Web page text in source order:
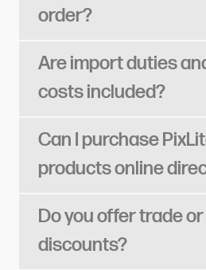
order?​​​​‌ ‍ ​‍​‍‌‍ ‌ ​‍‌‍‍‌‌‍‌ ‌‍‍‌‌‍ ‍​‍​‍​ ‍‍​‍​‍‌ ​ ‌‍​‌‌‍ ‍‌‍‍‌‌ ‌​‌ ‍‌​‍ ‍‌‍‍‌‌‍ ​‍​‍​‍ ​​‍​‍‌‍‍​‌ ​‍‌‍‌‌‌‍‌‍​‍​‍​ ‍‍​‍​‍​‍ ‌ ​ ‌ ‌​‌ ‌‌‌‍‌​‌‍‍‌‌‍ ​‍ ‌‍‍‌‌‍ ‍‌ ‌​‌‍‌‌‌‍ ‍‌ ‌​​‍ ‌‍‌‌‌‍‌​‌‍‍‌‌ ‌​​‍ ‌‍ ‌‌‍ ‌‍‌​‌‍‌‌​ ‌‌ ​​‌ ​‍‌‍‌‌‌ ​ ‌‍‌‌‌‍ ‍‌ ‌​‌‍​‌‌ ‌​‌‍‍‌‌‍ ‌‍ ‍​ ‍ ‌‍‍‌‌‍‌​​ ‌​ ‌​‌‍​ ​ ​‌‌‍​ ‌‍​ ​ ‌‍​ ‌​‌‍​‍​‍ ‌​ ​​​ ‌‍​ ​‍​ ‌‍​‍ ‌​ ‌​​ ​‌‌‍‌‌​ ‍‌​‍ ‌​ ‍​​ ​ ​ ​​​ ​​​‍ ‌‌‍‌‍‌‍‌‍‌‍​‌​ ‌ ​ ‍​​ ‌‍​ ‌‌‌‍​ ​ ​‍‌‍‌‌​ ‌ ‌‍​ ​ ‍ ‌ ‌​‌ ‍‌‌ ​​‌‍‌‌​ ‌‌‍‌‍‌‍​‌‌ ​‌​ ‍ ‌ ​​‌‍​‌‌ ‌​‌‍‍​​ ‌‌ ‌​‌‍‍‌‌ ‌​‌‍ ​‌‍‌‌​ ‌‍​‍‌‍​‌‌ ​ ‌‍‌‌‌‌‌‌‌ ​‍‌‍ ​​ ‌​‍‌‌​ ​‍‌​‌‍‌ ​ ‌ ‌​‌ ‌‌‌‍‌​‌‍‍‌‌‍ ​‍‌‍‌‍‍‌‌‍‌​​ ‌​ ‌​‌‍​ ​ ​‌‌‍​ ‌‍​ ​ ‌‍​ ‌​‌‍​‍​‍ ‌​ ​​​ ‌‍​ ​‍​ ‌‍​‍ ‌​ ‌​​ ​‌‌‍‌‌​ ‍‌​‍ ‌​ ‍​​ ​ ​ ​​​ ​​​‍ ‌‌‍‌‍‌‍‌‍‌‍​‌​ ‌ ​ ‍​​ ‌‍​ ‌‌‌‍​ ​ ​‍‌‍‌‌​ ‌ ‌‍​ ​‍‌‍‌ ‌​‌ ‍‌‌ ​​‌‍‌‌​ ‌‌‍‌‍‌‍​‌‌ ​‌​‍‌‍‌ ​​‌‍​‌‌ ‌​‌‍‍​​ ‌‌ ‌​‌‍‍‌‌ ‌​‌‍ ​‌‍‌‌​‍‌‍‌ ​​‌‍‌‌‌ ​‍‌ ​ ‌ ​​‌‍‌‌‌‍​ ‌ ‌​‌‍‍‌‌ ‌‍‌‍‌‌​ ‌‌ ​​‌ ‌‌‌‍​‍‌‍ ​‌‍‍‌‌ ​ ‌‍‍​‌‍‌‌‌‍‌​​‍​‍‌ ‌
Are import duties
costs included?​​​​‌ ‍ ​‍​‍‌‍ ‌ ​‍‌‍‍‌‌‍‌ ‌‍‍‌‌‍ ‍​‍​‍​ ‍‍​‍​‍‌ ​ ‌‍​‌‌‍ ‍‌‍‍‌‌ ‌​‌ ‍‌​‍ ‍‌‍‍‌‌‍ ​‍​‍​‍ ​​‍​‍‌‍‍​‌ ​‍‌‍‌‌‌‍‌‍​‍​‍​ ‍‍​‍​‍​‍ ‌ ​ ‌ ‌​‌ ‌‌‌‍‌​‌‍‍‌‌‍ ​‍ ‌‍‍‌‌‍ ‍‌ ‌​‌‍‌‌‌‍ ‍‌ ‌​​‍ ‌‍‌‌‌‍‌​‌‍‍‌‌ ‌​​‍ ‌‍ ‌‌‍ ‌‍‌​‌‍‌‌​ ‌‌ ​​‌ ​‍‌‍‌‌‌ ​ ‌‍‌‌‌‍ ‍‌ ‌​‌‍​‌‌ ‌​‌‍‍‌‌‍ ‌‍ ‍​ ‍ ‌‍‍‌‌‍‌​​ ‌​ ​‌​ ‌ ‌‍​‍‌‍​ ​ ‌​‌‍‌​​ ​‌​ ​ ​‍ ‌‌‍​‍‌‍‌‍​ ‌​​ ​ ​‍ ‌​ ‌​​ ‌‍​ ‍​​ ‌‌​‍ ‌‌‍​‌​ ‍‌‌‍​ ‌‍​‍​‍ ‌​ ​‌​ ​‌​ ‌ ​ ‌​​ ‍‌​ ​​​ ‍‌​ ‌‍​ ​ ​ ​​​ ‍‌​ ​‍​ ‍ ‌ ‌​‌ ‍‌‌ ​​‌‍‌‌​ ‌‌‍‌‍‌‍​‌‌ ​‌​ ‍ ‌ ​​‌‍​‌‌ ‌​‌‍‍​​ ‌‌ ‌​‌‍‍‌‌ ‌​‌‍ ​‌‍‌‌​ ‌‍​‍‌‍​‌‌ ​ ‌‍‌‌‌‌‌‌‌ ​‍‌‍ ​​ ‌​‍‌‌​ ​‍‌​‌‍‌ ​ ‌ ‌​‌ ‌‌‌‍‌​‌‍‍‌‌‍ ​‍‌‍‌‍‍‌‌‍‌​​ ‌​ ​‌​ ‌ ‌‍​‍‌‍​ ​ ‌​‌‍‌​​ ​‌​ ​ ​‍ ‌‌‍​‍‌‍‌‍​ ‌​​ ​ ​‍ ‌​ ‌​​ ‌‍​ ‍​​ ‌‌​‍ ‌‌‍​‌​ ‍‌‌‍​ ‌‍​‍​‍ ‌​ ​‌​ ​‌​ ‌ ​ ‌​​ ‍‌​ ​​​ ‍‌​ ‌‍​ ​ ​ ​​​ ‍‌​ ​‍​‍‌‍‌ ‌​‌ ‍‌‌ ​​‌‍‌‌​ ‌‌‍‌‍‌‍​‌‌ ​‌​‍‌‍‌ ​​‌‍​‌‌ ‌​‌‍‍​​ ‌‌ ‌​‌‍‍‌‌ ‌​‌‍ ​‌‍‌‌​‍‌‍‌ ​​‌‍‌‌‌ ​‍‌ ​ ‌ ​​‌‍‌‌‌‍​ ‌ ‌​‌‍‍‌‌ ‌‍‌‍‌‌​ ‌‌ ​​‌ ‌‌‌‍​‍‌‍ ​‌‍‍‌‌ ​ ‌‍‍​‌‍‌‌‌‍‌​​‍​‍‌ ‌
Can I purchase
products online directly?​​​​‌
Do you offer trade
discounts?​​​​‌ ‍ ​‍​‍‌‍ ‌ ​‍‌‍‍‌‌‍‌ ‌‍‍‌‌‍ ‍​‍​‍​ ‍‍​‍​‍‌ ​ ‌‍​‌‌‍ ‍‌‍‍‌‌ ‌​‌ ‍‌​‍ ‍‌‍‍‌‌‍ ​‍​‍​‍ ​​‍​‍‌‍‍​‌ ​‍‌‍‌‌‌‍‌‍​‍​‍​ ‍‍​‍​‍​‍ ‌ ​ ‌ ‌​‌ ‌‌‌‍‌​‌‍‍‌‌‍ ​‍ ‌‍‍‌‌‍ ‍‌ ‌​‌‍‌‌‌‍ ‍‌ ‌​​‍ ‌‍‌‌‌‍‌​‌‍‍‌‌ ‌​​‍ ‌‍ ‌‌‍ ‌‍‌​‌‍‌‌​ ‌‌ ​​‌ ​‍‌‍‌‌‌ ​ ‌‍‌‌‌‍ ‍‌ ‌​‌‍​‌‌ ‌​‌‍‍‌‌‍ ‌‍ ‍​ ‍ ‌‍‍‌‌‍‌​​ ‌‌‍‌​​ ​ ‌‍​‌​ ‌‍​ ​‌​ ​‌​ ‍​​ ​ ​‍ ‌​ ‌​‌‍‌‍‌‍​ ​ ​‌​‍ ‌​ ‌​​ ​​​ ‌‍​ ​‍​‍ ‌​ ‍​​ ​‌​ ​ ​ ​​​‍ ‌​ ‌​​ ‌‌​ ‍​​ ‍​​ ​‍‌‍​‌​ ‍​​ ‌ ​ ​‍‌‍‌‍​ ​​​ ‌ ​ ‍ ‌ ‌​‌ ‍‌‌ ​​‌‍‌‌​ ‌‌‍‌‍‌‍​‌‌ ​‌​ ‍ ‌ ​​‌‍​‌‌ ‌​‌‍‍​​ ‌‌ ‌​‌‍‍‌‌ ‌​‌‍ ​‌‍‌‌​ ‌‍​‍‌‍​‌‌ ​ ‌‍‌‌‌‌‌‌‌ ​‍‌‍ ​​ ‌​‍‌‌​ ​‍‌​‌‍‌ ​ ‌ ‌​‌ ‌‌‌‍‌​‌‍‍‌‌‍ ​‍‌‍‌‍‍‌‌‍‌​​ ‌‌‍‌​​ ​ ‌‍​‌​ ‌‍​ ​‌​ ​‌​ ‍​​ ​ ​‍ ‌​ ‌​‌‍‌‍‌‍​ ​ ​‌​‍ ‌​ ‌​​ ​​​ ‌‍​ ​‍​‍ ‌​ ‍​​ ​‌​ ​ ​ ​​​‍ ‌​ ‌​​ ‌‌​ ‍​​ ‍​​ ​‍‌‍​‌​ ‍​​ ‌ ​ ​‍‌‍‌‍​ ​​​ ‌ ​‍‌‍‌ ‌​‌ ‍‌‌ ​​‌‍‌‌​ ‌‌‍‌‍‌‍​‌‌ ​‌​‍‌‍‌ ​​‌‍​‌‌ ‌​‌‍‍​​ ‌‌ ‌​‌‍‍‌‌ ‌​‌‍ ​‌‍‌‌​‍‌‍‌ ​​‌‍‌‌‌ ​‍‌ ​ ‌ ​​‌‍‌‌‌‍​ ‌ ‌​‌‍‍‌‌ ‌‍‌‍‌‌​ ‌‌ ​​‌ ‌‌‌‍​‍‌‍ ​‌‍‍‌‌ ​ ‌‍‍​‌‍‌‌‌‍‌​​‍​‍‌ ‌